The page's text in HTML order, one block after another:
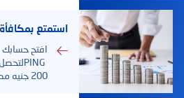
استمتع
افتح
200 جنيه مصري